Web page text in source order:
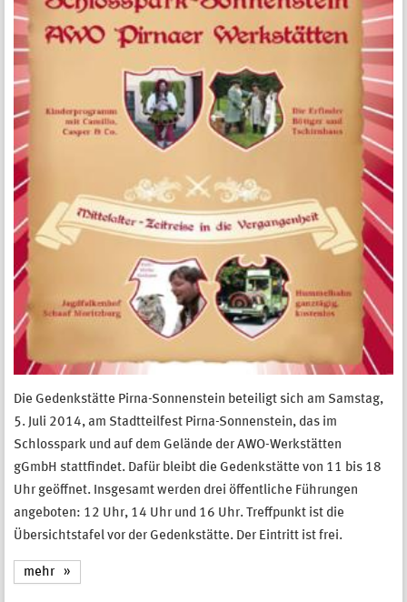
Die Gedenkstätte Pirna-Sonnenstein beteiligt sich am Samstag,
5. Juli 2014, am Stadtteilfest Pirna-Sonnenstein, das im
Schlosspark und auf dem Gelände der AWO-Werkstätten
gGmbH stattfindet. Dafür bleibt die Gedenkstätte von 11 bis 18
Uhr geöffnet. Insgesamt werden drei öffentliche Führungen
angeboten: 12 Uhr, 14 Uhr und 16 Uhr. Treffpunkt ist die
Übersichtstafel vor der Gedenkstätte. Der Eintritt ist frei.
mehr